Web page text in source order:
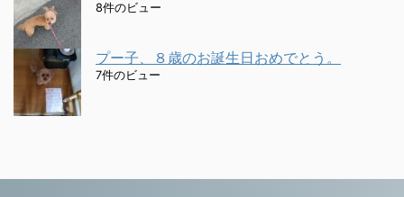
8件のビュー
プー子、８歳のお誕生日おめでとう。
7件のビュー